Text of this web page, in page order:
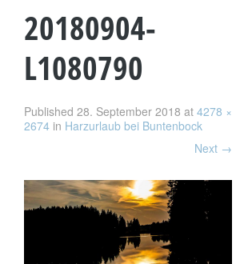
20180904-
L1080790
Published 28. September 2018 at 4278 ×
2674 in Harzurlaub bei Buntenbock
Next →